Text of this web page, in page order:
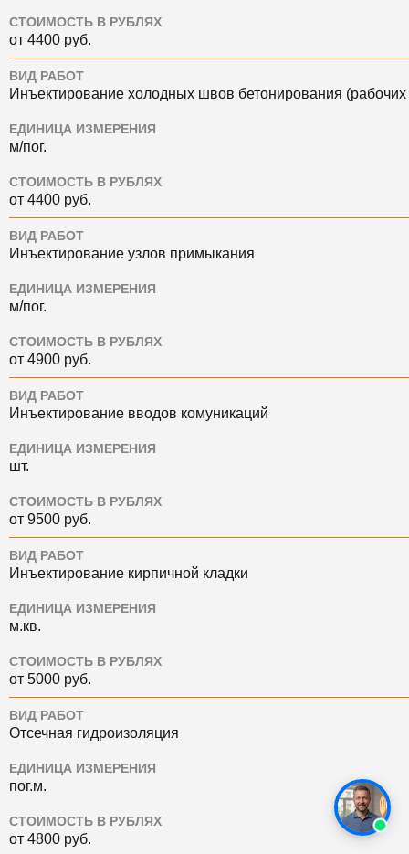
СТОИМОСТЬ В РУБЛЯХ
от 4400 руб.
ВИД РАБОТ
Инъектирование холодных швов бетонирования
ЕДИНИЦА ИЗМЕРЕНИЯ
м/пог.
СТОИМОСТЬ В РУБЛЯХ
от 4400 руб.
ВИД РАБОТ
Инъектирование узлов примыкания
ЕДИНИЦА ИЗМЕРЕНИЯ
м/пог.
СТОИМОСТЬ В РУБЛЯХ
от 4900 руб.
ВИД РАБОТ
Инъектирование вводов комуникаций
ЕДИНИЦА ИЗМЕРЕНИЯ
шт.
СТОИМОСТЬ В РУБЛЯХ
от 9500 руб.
ВИД РАБОТ
Инъектирование кирпичной кладки
ЕДИНИЦА ИЗМЕРЕНИЯ
м.кв.
СТОИМОСТЬ В РУБЛЯХ
от 5000 руб.
ВИД РАБОТ
Отсечная гидроизоляция
ЕДИНИЦА ИЗМЕРЕНИЯ
пог.м.
СТОИМОСТЬ В РУБЛЯХ
от 4800 руб.